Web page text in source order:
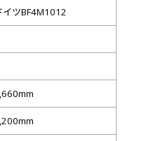
イツBF4M1012